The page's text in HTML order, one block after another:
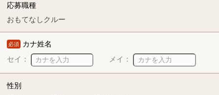
応募職種
おもてなしクルー
必須 カナ姓名
セイ：
メイ：
性別